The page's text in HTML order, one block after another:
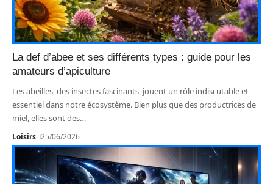
La def d’abee et ses différents types : guide pour les
amateurs d’apiculture
Les abeilles, des insectes fascinants, jouent un rôle indiscutable et
essentiel dans notre écosystème. Bien plus que des productrices de
miel, elles sont des…
Loisirs 25/06/2026